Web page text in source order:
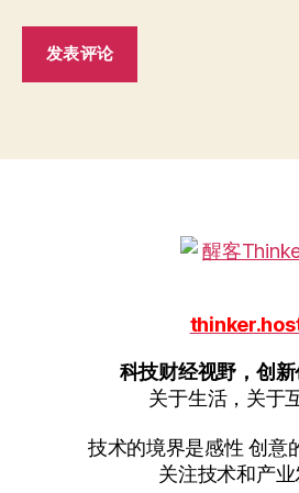
科技财经视野，创
关于生活，关于
技术的境界是感性 创意
关注技术和产业